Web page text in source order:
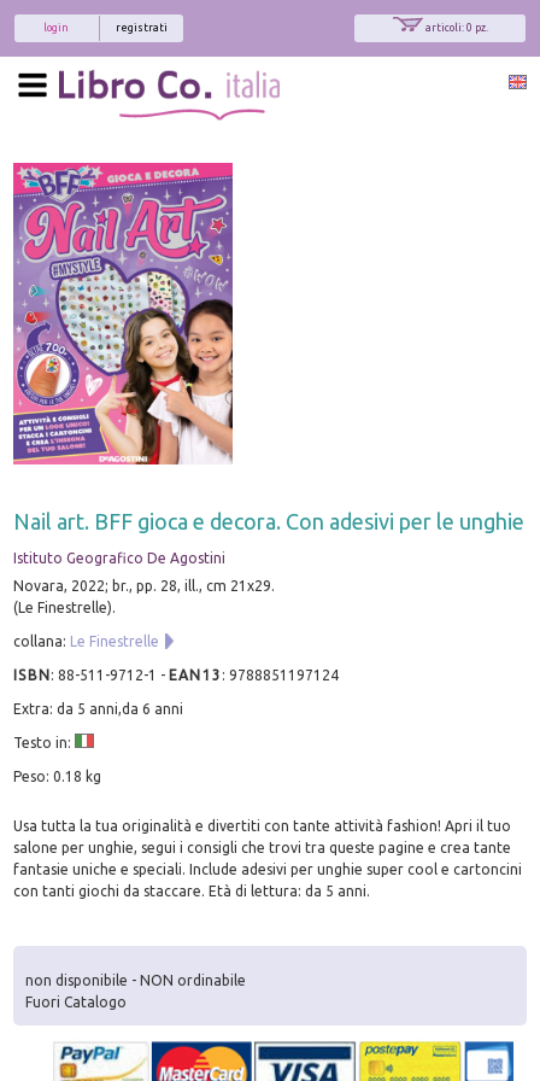
articoli: 0 pz.
registrati
login
Nail art. BFF gioca e decora. Con adesivi per le unghie
Istituto Geografico De Agostini
Novara, 2022; br., pp. 28, ill., cm 21x29.
(Le Finestrelle).
collana: Le Finestrelle
ISBN:88-511-9712-1 - EAN13 :9788851197124
Extra: da 5 anni,da 6 anni
Testo in:
Peso: 0.18 kg
Usa tutta la tua originalità e divertiti con tante attività fashion! Apri il tuo
salone per unghie, segui i consigli che trovi tra queste pagine e crea tante
fantasie uniche e speciali. Include adesivi per unghie super cool e cartoncini
con tanti giochi da staccare. Età di lettura: da 5 anni.
non disponibile - NON ordinabile
Fuori Catalogo